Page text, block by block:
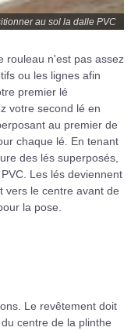
au sol la dalle PVC
rouleau n'est pas assez
ou les lignes afin
premier lé
votre second lé en
au premier de
chaque lé. En tenant
des lés superposés,
Les lés deviennent
vers le centre avant de
la pose.
Le revêtement doit
centre de la plinthe